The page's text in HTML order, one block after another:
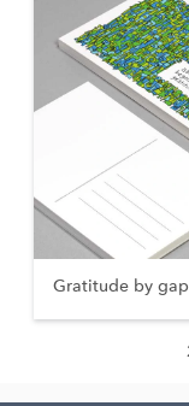
Gratitude by